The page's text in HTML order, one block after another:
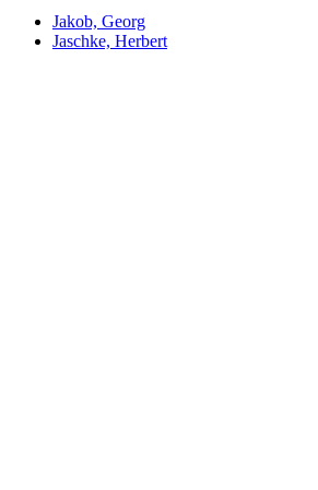
Jakob, Georg
Jaschke, Herbert